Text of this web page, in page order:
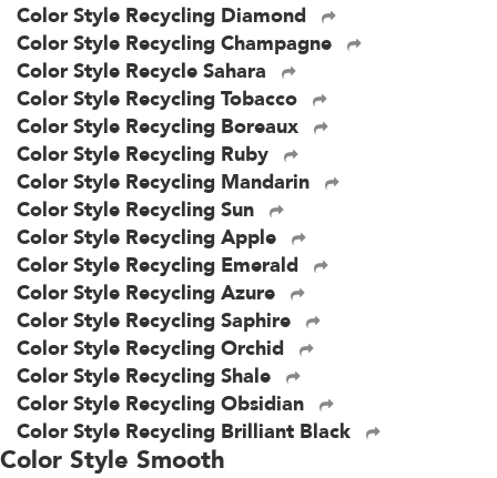
Color Style Recycling Diamond
Color Style Recycling Champagne
Color Style Recycle Sahara
Color Style Recycling Tobacco
Color Style Recycling Boreaux
Color Style Recycling Ruby
Color Style Recycling Mandarin
Color Style Recycling Sun
Color Style Recycling Apple
Color Style Recycling Emerald
Color Style Recycling Azure
Color Style Recycling Saphire
Color Style Recycling Orchid
Color Style Recycling Shale
Color Style Recycling Obsidian
Color Style Recycling Brilliant Black
Color Style Smooth